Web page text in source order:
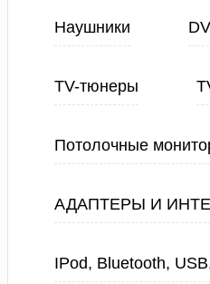
Наушники
TV-тюнеры
Потолочные
АДАПТЕРЫ И
IPod, Bluetooth,